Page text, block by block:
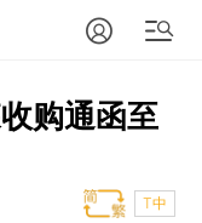
购通函至
T中